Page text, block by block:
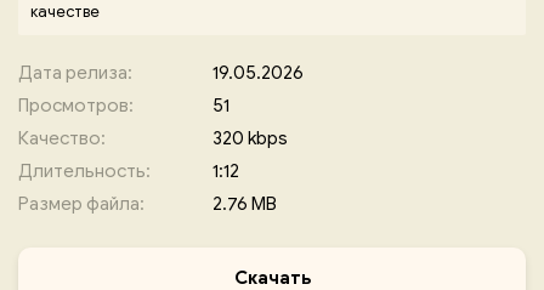
качестве
Дата релиза:
19.05.2026
Просмотров:
51
Качество:
320 kbps
Длительность:
1:12
Размер файла:
2.76 MB
Скачать